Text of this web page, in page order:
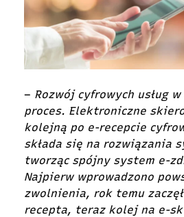
– Rozwój cyfrowych usług
proces. Elektroniczne
kolejną po e-recepcie
składa się na rozwiązania
tworząc spójny system e-
Najpierw wprowadzono
zwolnienia, rok temu
recepta, teraz kolej na e-